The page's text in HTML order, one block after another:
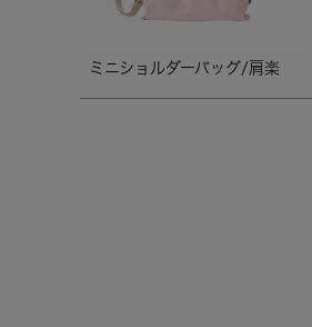
ミニショルダーバッグ/肩楽